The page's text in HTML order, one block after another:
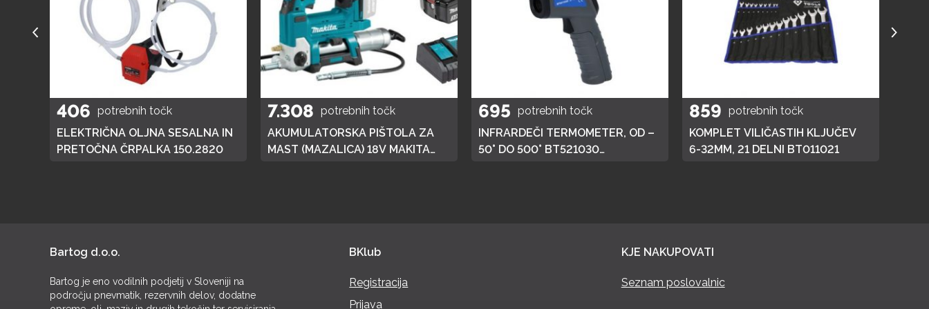
406 potrebnih točk
ELEKTRIČNA OLJNA SESALNA IN
PRETOČNA ČRPALKA 150.2820
7.308 potrebnih točk
AKUMULATORSKA PIŠTOLA ZA
MAST (MAZALICA) 18V MAKITA
695 potrebnih točk
INFRARDEČI TERMOMETER, OD –
50° DO 500° BT521030
859 potrebnih točk
KOMPLET VILIČASTIH KLJUČEV
6-32MM, 21 DELNI BT011021
Bartog d.o.o.
Bartog je eno vodilnih podjetij v Sloveniji na
področju pnevmatik, rezervnih delov, dodatne
BKlub
Registracija
Prijava
KJE NAKUPOVATI
Seznam poslovalnic